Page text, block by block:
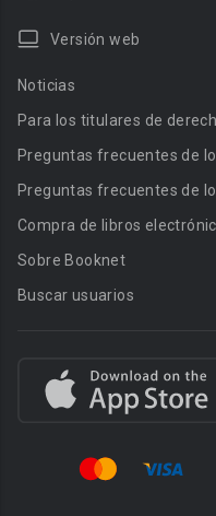
Versión web
Noticias
Para los titulares de
Preguntas frecuentes de
Preguntas frecuentes de
Compra de libros
Sobre Booknet
Buscar usuarios